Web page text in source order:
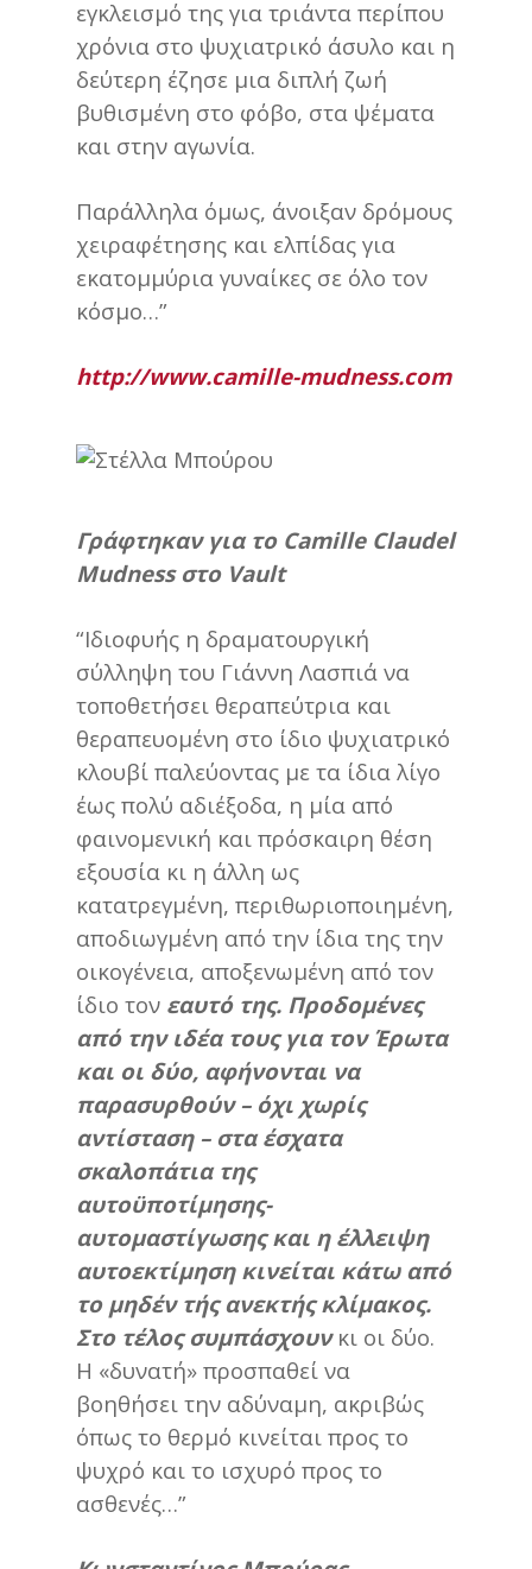
εγκλεισμό της για τριάντα περίπου
χρόνια στο ψυχιατρικό άσυλο και η
δεύτερη έζησε μια διπλή ζωή
βυθισμένη στο φόβο, στα ψέματα
και στην αγωνία.
Παράλληλα όμως, άνοιξαν δρόμους
χειραφέτησης και ελπίδας για
εκατομμύρια γυναίκες σε όλο τον
κόσμο…”
http://www.camille-mudness.com
Γράφτηκαν για το Camille Claudel
Mudness στο Vault
“Ιδιοφυής η δραματουργική
σύλληψη του Γιάννη Λασπιά να
τοποθετήσει θεραπεύτρια και
θεραπευομένη στο ίδιο ψυχιατρικό
κλουβί παλεύοντας με τα ίδια λίγο
έως πολύ αδιέξοδα, η μία από
φαινομενική και πρόσκαιρη θέση
εξουσία κι η άλλη ως
κατατρεγμένη, περιθωριοποιημένη,
αποδιωγμένη από την ίδια της την
οικογένεια, αποξενωμένη από τον
ίδιο τον εαυτό της. Προδομένες
από την ιδέα τους για τον Έρωτα
και οι δύο, αφήνονται να
παρασυρθούν – όχι χωρίς
αντίσταση – στα έσχατα
σκαλοπάτια της
αυτοϋποτίμησης-
αυτομαστίγωσης και η έλλειψη
αυτοεκτίμηση κινείται κάτω από
το μηδέν τής ανεκτής κλίμακος.
Στο τέλος συμπάσχουνκι οι δύο.
Η «δυνατή» προσπαθεί να
βοηθήσει την αδύναμη, ακριβώς
όπως το θερμό κινείται προς το
ψυχρό και το ισχυρό προς το
ασθενές…”